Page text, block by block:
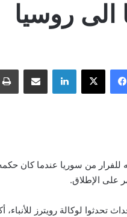
الى روسيا
فيسبوك لينكدإن
للفرار من سوريا عندما كان
على الإطلاق.
بالأحداث تحدثوا لوكالة رويترز